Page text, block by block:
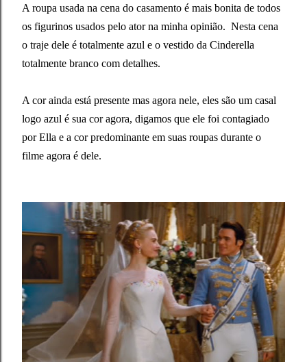
A roupa usada na cena do casamento é mais bonita de todos
os figurinos usados pelo ator na minha opinião. Nesta cena
o traje dele é totalmente azul e o vestido da Cinderella
totalmente branco com detalhes.
A cor ainda está presente mas agora nele, eles são um casal
logo azul é sua cor agora, digamos que ele foi contagiado
por Ella e a cor predominante em suas roupas durante o
filme agora é dele.